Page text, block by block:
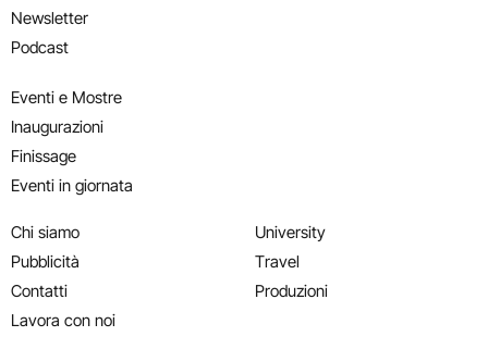
Newsletter
Podcast
Eventi e Mostre
Inaugurazioni
Finissage
Eventi in giornata
Chi siamo
Pubblicità
Contatti
Lavora con noi
University
Travel
Produzioni